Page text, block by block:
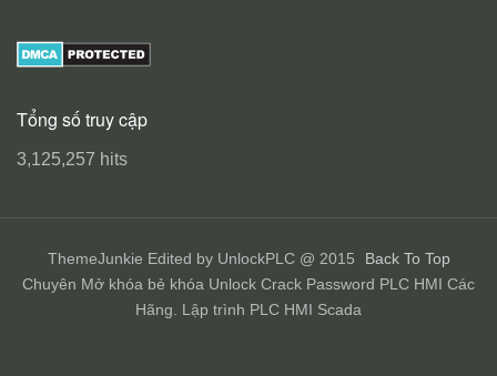
Tổng số truy cập
3,125,257 hits
ThemeJunkie Edited by UnlockPLC @ 2015
Back To Top
Chuyên Mở khóa bẻ khóa Unlock Crack Password PLC HMI Các
Hãng. Lập trình PLC HMI Scada